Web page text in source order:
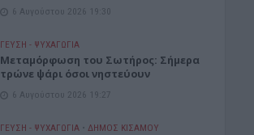
6 Αυγούστου 2026 19:30
ΓΕΎΣΗ - ΨΥΧΑΓΩΓΊΑ
Μεταμόρφωση του Σωτήρος: Σήμερα
τρώνε ψάρι όσοι νηστεύουν
6 Αυγούστου 2026 19:27
ΓΕΎΣΗ - ΨΥΧΑΓΩΓΊΑ • ΔΉΜΟΣ ΚΙΣΆΜΟΥ